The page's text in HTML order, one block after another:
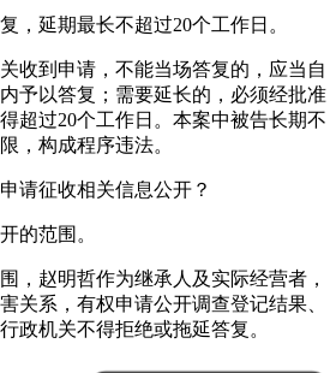
，延期最长不超过20个工作日。
收到申请，不能当场答复的，应当自
予以答复；需要延长的，必须经批准
超过20个工作日。本案中被告长期不
，构成程序违法。
请征收相关信息公开？
的范围。
，赵明哲作为继承人及实际经营者，
关系，有权申请公开调查登记结果、
政机关不得拒绝或拖延答复。